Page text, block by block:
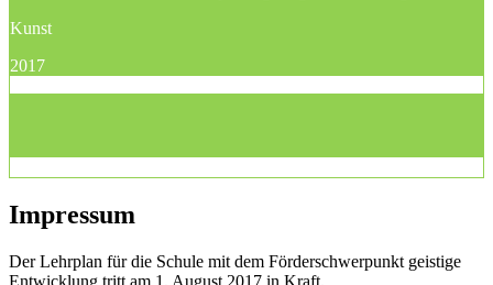
Kunst
2017
Impressum
Der Lehrplan für die Schule mit dem Förderschwerpunkt geistige
Entwicklung tritt am 1. August 2017 in Kraft.